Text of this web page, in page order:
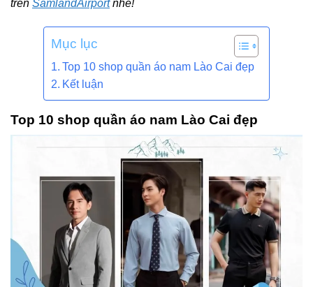
trên SamlandAirportnhé!
Mục lục
Top 10 shop quần áo nam Lào Cai đẹp
Kết luận
Top 10 shop quần áo nam Lào Cai đẹp